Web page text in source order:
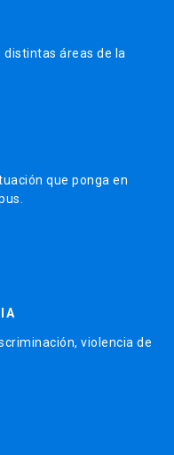
áreas de la
que ponga en
violencia de